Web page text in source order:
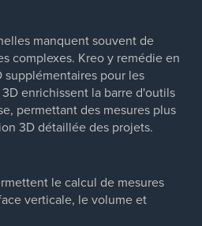
manquent souvent de
complexes. Kreo y remédie en
supplémentaires pour les
enrichissent la barre d'outils
permettant des mesures plus
3D détaillée des projets.
le calcul de mesures
verticale, le volume et